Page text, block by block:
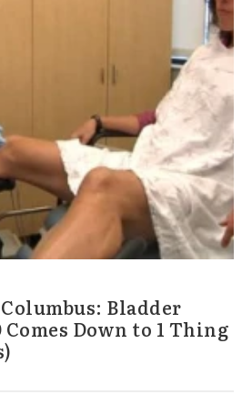
Bladder
Down to 1 Thing